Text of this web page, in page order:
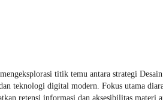
titik temu antara strategi
teknologi digital modern. Fokus utama
retensi informasi dan aksesibilitas materi